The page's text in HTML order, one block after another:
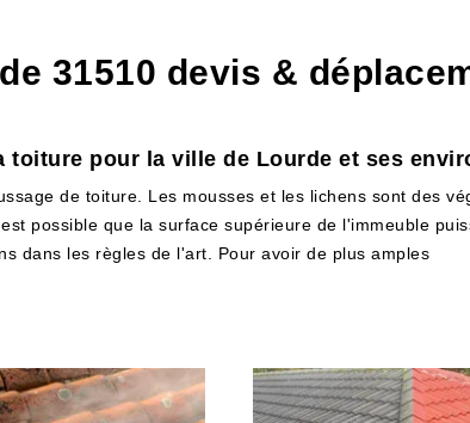
31510 devis &
toiture pour la ville de Lourde et ses
de toiture. Les mousses et les lichens sont des
possible que la surface supérieure de l'immeuble
dans les règles de l'art. Pour avoir de plus amples